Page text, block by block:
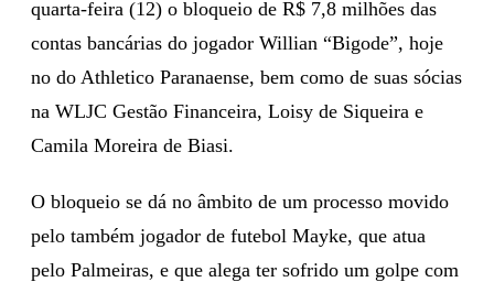
quarta-feira (12) o bloqueio de R$ 7,8 milhões das
contas bancárias do jogador Willian “Bigode”, hoje
no do Athletico Paranaense, bem como de suas sócias
na WLJC Gestão Financeira, Loisy de Siqueira e
Camila Moreira de Biasi.
O bloqueio se dá no âmbito de um processo movido
pelo também jogador de futebol Mayke, que atua
pelo Palmeiras, e que alega ter sofrido um golpe com